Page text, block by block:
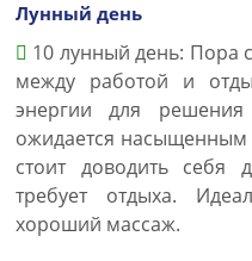
Лунный день
10 лунный день: Пора
между работой и
энергии для
ожидается
стоит доводить себя
требует отдыха.
хороший массаж.